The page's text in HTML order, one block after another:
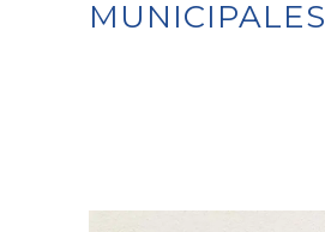
MUNICIPALES